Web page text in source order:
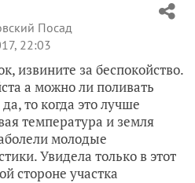
Посад
22:03
извините за беспокойство.
а можно ли поливать
то когда это лучше
температура и земля
молодые
Увидела только в этот
стороне участка